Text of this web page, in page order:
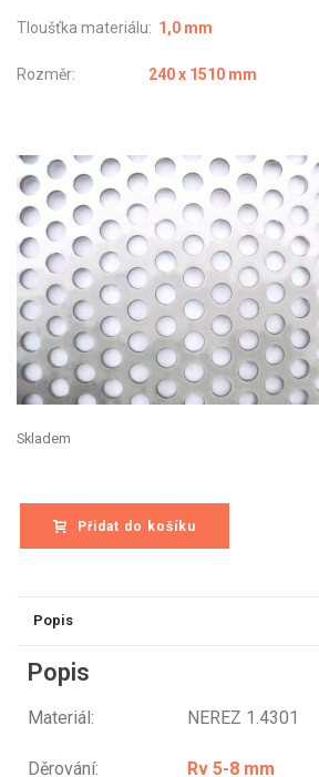
Tloušťka materiálu: 1,0 mm
Rozměr: 240 x 1510 mm
Skladem
Přidat do košíku
Popis
Popis
Materiál: NEREZ 1.4301
Děrování: Rv 5-8 mm